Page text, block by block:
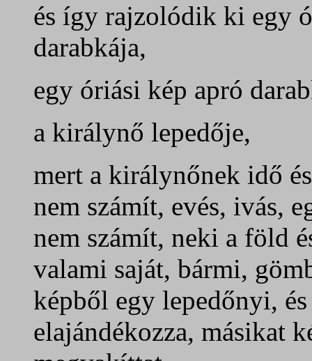
és így rajzolódik ki egy
darabkája,
egy óriási kép apró
a királynő lepedője,
mert a királynőnek idő
nem számít, evés, ivás,
nem számít, neki a föld
valami saját, bármi,
képből egy lepedőnyi,
elajándékozza, másikat